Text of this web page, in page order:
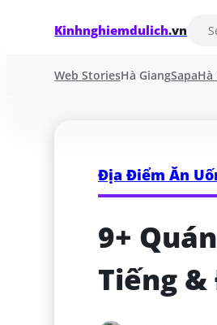
Kinhnghiemdulich.vn
Web StoriesHà GiangSapaHà
Địa Điểm Ăn
9+
Tiếng